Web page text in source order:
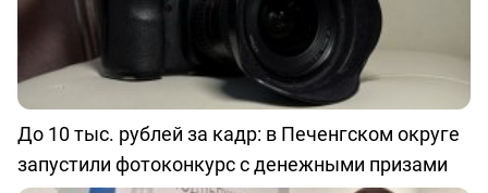
До 10 тыс. рублей за кадр: в Печенгском округе
запустили фотоконкурс с денежными призами